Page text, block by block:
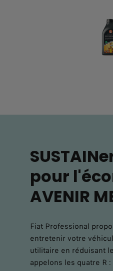
pour
AVENIR
Fiat Professional
entretenir votre
utilitaire en réduisant
appelons les quatre R :